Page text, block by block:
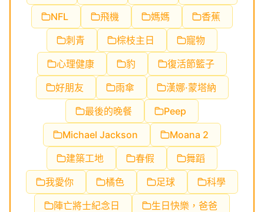
NFL
飛機 媽媽
香蕉
刺青
棕枝主日
寵物
心理健康
豹
復活節籃子
好朋友
雨傘
漢娜·蒙塔納
最後的晚餐
Peep
Michael Jackson
Moana 2
建築工地
春假
舞蹈
我愛你
橘色 足球
科學
陣亡將士紀念日
生日快樂，爸爸